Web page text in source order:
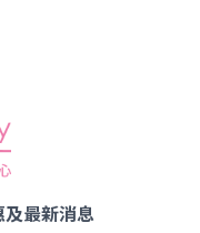
最新消息